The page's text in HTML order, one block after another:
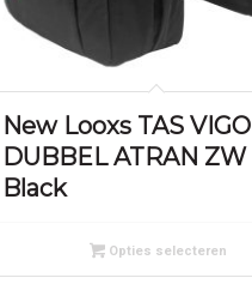
New Looxs TAS VIGO
DUBBEL ATRAN ZW
Black
Opties selecteren